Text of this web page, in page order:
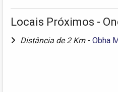
Locais Próximos -
Distância de 2 Km - Obha